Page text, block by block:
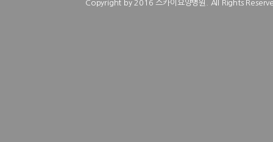
Copyright by 2016 스카이요양병원. All Rights